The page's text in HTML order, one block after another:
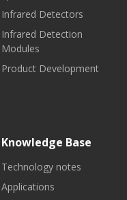
Infrared Detectors
Infrared Detection
Modules
Product Development
Knowledge Base
Technology notes
Applications